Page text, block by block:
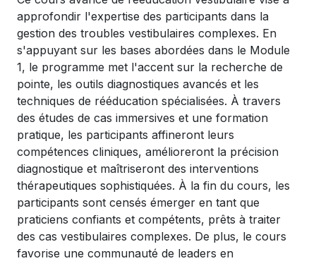
approfondir l'expertise des participants dans la
gestion des troubles vestibulaires complexes. En
s'appuyant sur les bases abordées dans le Module
1, le programme met l'accent sur la recherche de
pointe, les outils diagnostiques avancés et les
techniques de rééducation spécialisées. À travers
des études de cas immersives et une formation
pratique, les participants affineront leurs
compétences cliniques, amélioreront la précision
diagnostique et maîtriseront des interventions
thérapeutiques sophistiquées. À la fin du cours, les
participants sont censés émerger en tant que
praticiens confiants et compétents, prêts à traiter
des cas vestibulaires complexes. De plus, le cours
favorise une communauté de leaders en